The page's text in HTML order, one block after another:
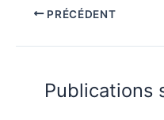
PRÉCÉDENT
Publications